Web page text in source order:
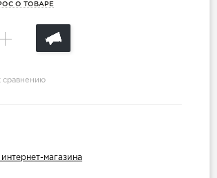
О ТОВАРЕ
сравнению
магазина